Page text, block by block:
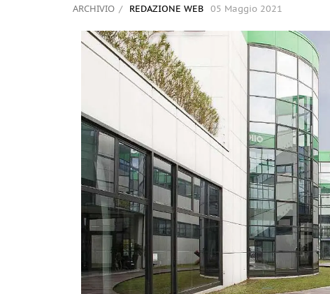
ARCHIVIO REDAZIONE WEB 05 Maggio 2021